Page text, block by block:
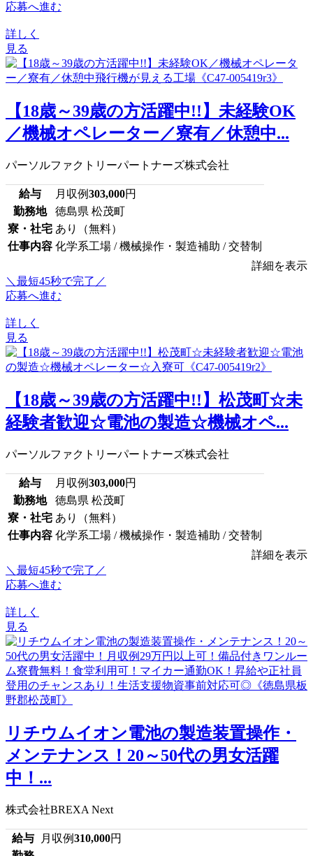
応募へ進む
詳しく
見る
【18歳～39歳の方活躍中!!】未経験OK
／機械オペレーター／寮有／休憩中...
パーソルファクトリーパートナーズ株式会社
給与 月収例303,000円
勤務地
徳島県 松茂町
寮・社宅 あり（無料）
仕事内容 化学系工場 / 機械操作・製造補助 / 交替制
詳細を表示
＼最短45秒で完了／
応募へ進む
詳しく
見る
【18歳～39歳の方活躍中!!】松茂町☆未
経験者歓迎☆電池の製造☆機械オペ...
パーソルファクトリーパートナーズ株式会社
給与 月収例303,000円
勤務地
徳島県 松茂町
寮・社宅 あり（無料）
仕事内容 化学系工場 / 機械操作・製造補助 / 交替制
詳細を表示
＼最短45秒で完了／
応募へ進む
詳しく
見る
リチウムイオン電池の製造装置操作・
メンテナンス！20～50代の男女活躍
中！...
株式会社BREXA Next
給与 月収例310,000円